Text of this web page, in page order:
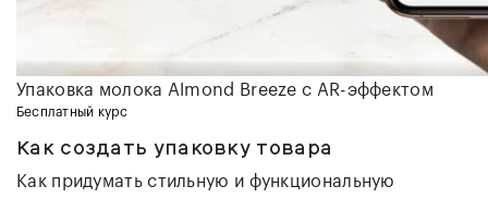
Упаковка молока Almond Breeze с AR-эффектом
Бесплатный курс
Как создать упаковку товара
Как придумать стильную и функциональную